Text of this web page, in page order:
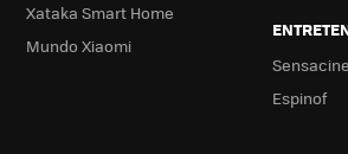
Xataka Smart Home
Mundo Xiaomi
Sensacine
Espinof